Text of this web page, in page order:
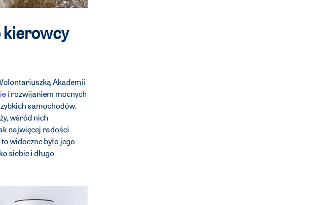
kierowcy
Akademii
i rozwijaniem mocnych
samochodów.
wśród nich
najwięcej radości
widoczne było jego
siebie i długo